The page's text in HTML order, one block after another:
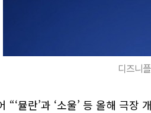
디즈니
“‘뮬란’과 ‘소울’ 등 올해 극